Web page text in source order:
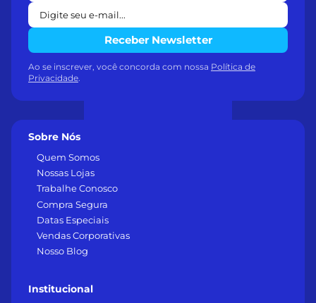
Sobre Nós
Quem Somos
Nossas Lojas
Trabalhe Conosco
Compra Segura
Datas Especiais
Vendas Corporativas
Nosso Blog
Institucional
Receber Newsletter
Ao se inscrever, você concorda com nossa Política de
Privacidade.